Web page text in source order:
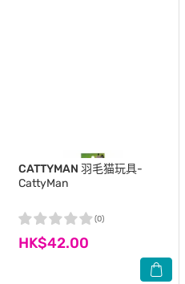
CATTYMAN 羽毛猫玩具-
CattyMan
HK$42.00
(0)